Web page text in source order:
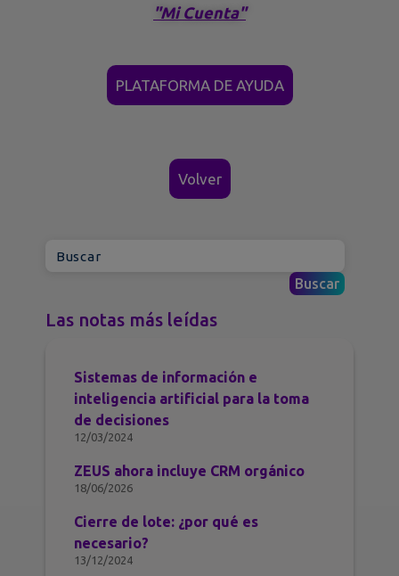
"Mi Cuenta"
PLATAFORMA DE AYUDA
Volver
Las notas más leídas
Sistemas de información e
inteligencia artificial para la toma
de decisiones
12/03/2024
ZEUS ahora incluye CRM orgánico
18/06/2026
Cierre de lote: ¿por qué es
necesario?
13/12/2024